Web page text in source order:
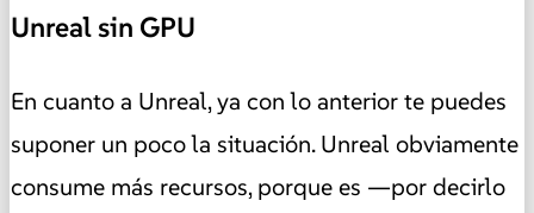
Unreal sin GPU
En cuanto a Unreal, ya con lo anterior te puedes
suponer un poco la situación. Unreal obviamente
consume más recursos, porque es —por decirlo